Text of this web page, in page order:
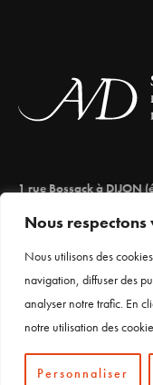
Nous
Nous utilisons des
navigation, diffuser des
analyser notre trafic. En
notre utilisation des
Personnaliser
1 rue Bossack à DIJON
03 80 66 71 98
Mentions légales